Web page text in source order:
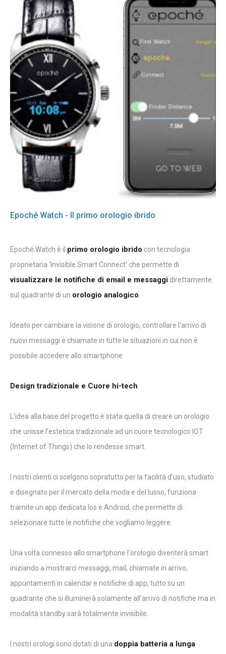
Epoché Watch - Il primo orologio ibrido
Epoché Watch è il primo orologio ibrido con tecnologia
proprietaria 'Invisible Smart Connect' che permette di
visualizzare le notifiche di email e messaggi direttamente
sul quadrante di un orologio analogico
Ideato per cambiare la visione di orologio, controllare l'arrivo di
nuovi messaggi e chiamate in tutte le situazioni in cui non è
possibile accedere allo smartphone
Design tradizionale e Cuore hi-tech
L'idea alla base del progetto è stata quella di creare un orologio
che unisse l'estetica tradizionale ad un cuore tecnologico IOT
(Internet of Things) che lo rendesse smart.
I nostri clienti ci scelgono sopratutto per la facilità d'uso, studiato
e disegnato per il mercato della moda e del lusso, funziona
tramite un app dedicata Ios e Android, che permette di
selezionare tutte le notifiche che vogliamo leggere.
Una volta connesso allo smartphone l'orologio diventerà smart
iniziando a mostrarci messaggi, mail, chiamate in arrivo,
appuntamenti in calendar e notifiche di app, tutto su un
quadrante che si illuminerà solamente all'arrivo di notifiche ma in
modalità standby sarà totalmente invisibile.
I nostri orologi sono dotati di una doppia batteria a lunga